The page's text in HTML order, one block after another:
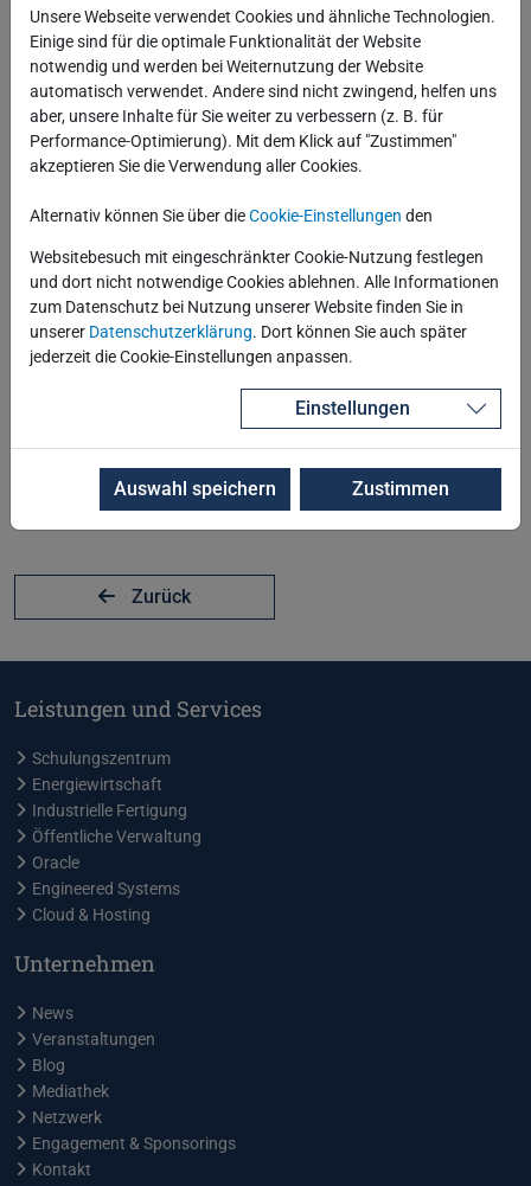
Zurück
Leistungen und Services
Schulungszentrum
Energiewirtschaft
Industrielle Fertigung
Öffentliche Verwaltung
Oracle
Engineered Systems
Cloud & Hosting
Unternehmen
News
Veranstaltungen
Blog
Mediathek
Netzwerk
Engagement & Sponsorings
Kontakt
Unsere Webseite verwendet Cookies und ähnliche Technologien.
Einige sind für die optimale Funktionalität der Website
notwendig und werden bei Weiternutzung der Website
automatisch verwendet. Andere sind nicht zwingend, helfen uns
aber, unsere Inhalte für Sie weiter zu verbessern (z. B. für
Performance-Optimierung). Mit dem Klick auf "Zustimmen"
akzeptieren Sie die Verwendung aller Cookies.
Alternativ können Sie über dieCookie-Einstellungen den
Websitebesuch mit eingeschränkter Cookie-Nutzung festlegen
und dort nicht notwendige Cookies ablehnen. Alle Informationen
zum Datenschutz bei Nutzung unserer Website finden Sie in
unserer Datenschutzerklärung. Dort können Sie auch später
jederzeit die Cookie-Einstellungen anpassen.
Einstellungen
Auswahl speichern Zustimmen